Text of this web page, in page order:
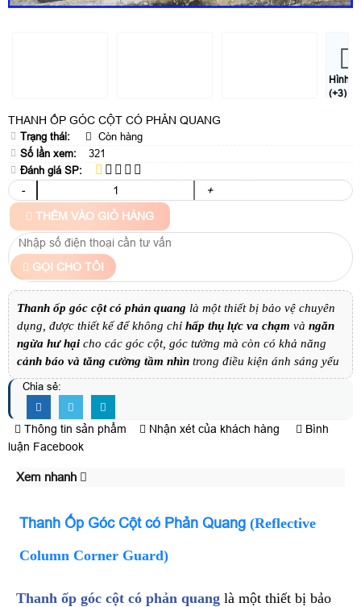
Hình
(+3)
THANH ỐP GÓC CỘT CÓ PHẢN QUANG
Trạng thái:
Còn hàng
Số lần xem:
321
Đánh giá SP:
-
+
THÊM VÀO GIỎ HÀNG
GỌI CHO TÔI
Thanh ốp góc cột có phản quang là một thiết bị bảo vệ chuyên
dụng, được thiết kế để không chỉ hấp thụ lực va chạm và ngăn
ngừa hư hại cho các góc cột, góc tường mà còn có khả năng
cảnh báo và tăng cường tầm nhìn trong điều kiện ánh sáng yếu
Chia sẻ:
Thông tin sản phẩm Nhận xét của khách hàng
Bình
luận Facebook
Xem nhanh
​Thanh Ốp Góc Cột có Phản Quang (Reflective
Column Corner Guard)
Thanh ốp góc cột có phản quang là một thiết bị bảo